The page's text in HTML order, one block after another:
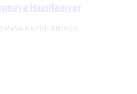
Hazırlanıyor
HAZIRLANIYOR